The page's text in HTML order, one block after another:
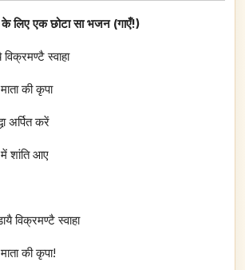
लिए एक छोटा सा भजन (गाएँ!)
स्वाहा
की कृपा
अर्पित करें
शांति आए
विक्रमण्टै स्वाहा
की कृपा!